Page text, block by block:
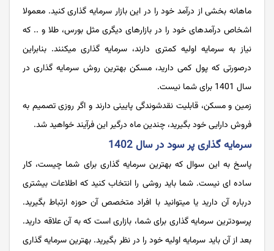
ماهانه بخشی از درآمد خود را در این بازار سرمایه گذاری کنید. معمولا
اشخاص درآمدهای خود را در بازارهای دیگری مثل بورس، طلا و .. که
نیاز به سرمایه اولیه کمتری دارند، سرمایه گذاری میکنند. بنابراین
درصورتی که پول کمی دارید، مسکن بهترین روش سرمایه گذاری در
سال 1401 برای شما نیست.
زمین و مسکن، قابلیت نقدشوندگی پایینی دارند و اگر روزی تصمیم به
فروش دارایی خود بگیرید، چندین ماه درگیر این فرآیند خواهید شد.
سرمایه گذاری پر سود در سال 1402
پاسخ به این سوال که بهترین سرمایه گذاری برای شما چیست، کار
ساده ای نیست. شما باید روشی را انتخاب کنید که اطلاعات بیشتری
درباره آن دارید یا میتوانید با افراد متخصص آن حوزه ارتباط بگیرید.
پرسودترین سرمایه گذاری برای شما، بازاری است که به آن علاقه دارید.
بعد از آن باید سرمایه اولیه خود را در نظر بگیرید. بهترین سرمایه گذاری